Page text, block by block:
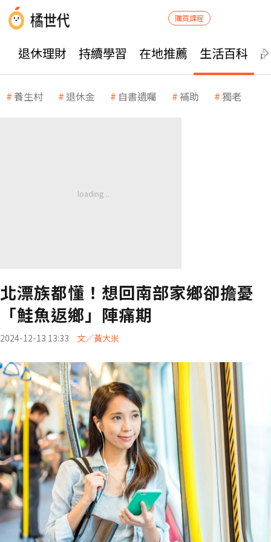
購買課程
退休理財 持續學習 在地推薦 生活百科
養生村 退休金 自書遺囑 補助 獨老
北漂族都懂！想回南部家鄉卻擔憂
「鮭魚返鄉」陣痛期
2024-12-13 13:33 文／黃大米